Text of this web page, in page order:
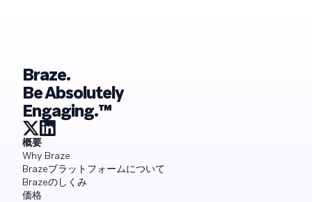
Braze.
Be Absolutely
Engaging.™
概要
Why Braze
Brazeプラットフォームについて
Brazeのしくみ
価格